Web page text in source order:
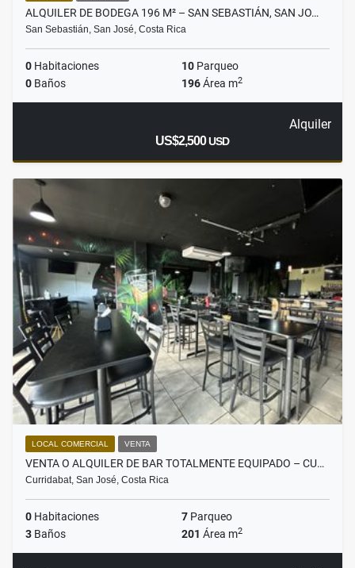
ALQUILER DE BODEGA 196 M² – SAN SEBASTIÁN, SAN JO…
San Sebastián, San José, Costa Rica
0 Habitaciones 10 Parqueo
0 Baños 196Área m2
Alquiler
US$2,500USD
LOCAL COMERCIAL VENTA
VENTA O ALQUILER DE BAR TOTALMENTE EQUIPADO – CU…
Curridabat, San José, Costa Rica
0 Habitaciones 7 Parqueo
3 Baños 201 Área m2